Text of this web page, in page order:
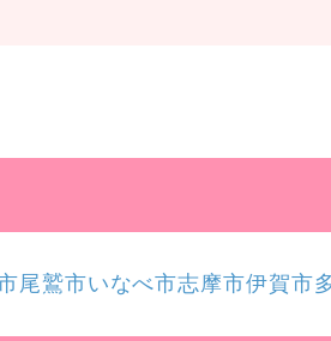
尾鷲市いなべ市志摩市伊賀市